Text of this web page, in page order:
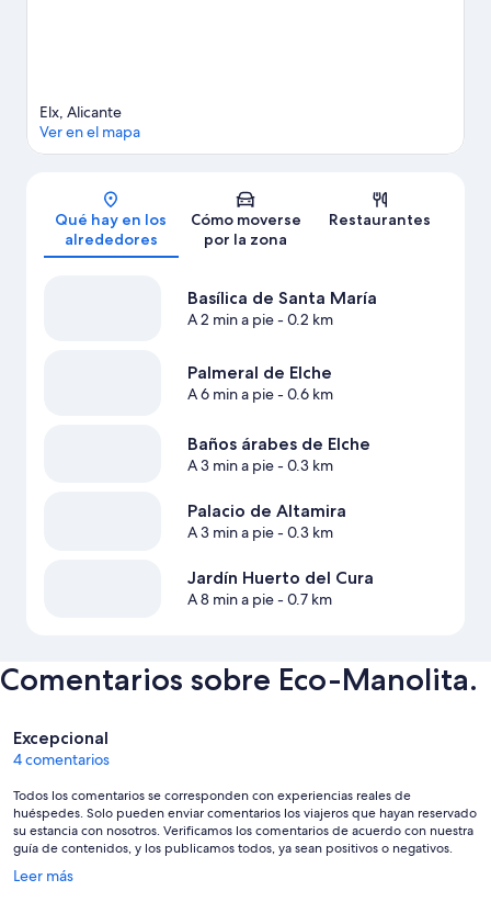
Mapa
Elx, Alicante
Ver en el mapa
Qué hay en los
alrededores
Cómo moverse
por la zona
Restaurantes
Basílica de Santa María
A 2 min a pie- 0.2 km
Palmeral de Elche
A 6 min a pie- 0.6 km
Baños árabes de Elche
A 3 min a pie- 0.3 km
Palacio de Altamira
A 3 min a pie- 0.3 km
Jardín Huerto del Cura
A 8 min a pie- 0.7 km
Comentarios sobre Eco-Manolita.
Comentarios
Excepcional
4 comentarios
Todos los comentarios se corresponden con experiencias reales de
huéspedes. Solo pueden enviar comentarios los viajeros que hayan reservado
su estancia con nosotros. Verificamos los comentarios de acuerdo con nuestra
guía de contenidos, y los publicamos todos, ya sean positivos o negativos.
Leer más
Se